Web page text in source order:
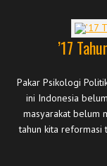
’17
Pakar Psikologi
ini Indonesia
masyarakat belum
tahun kita reformasi